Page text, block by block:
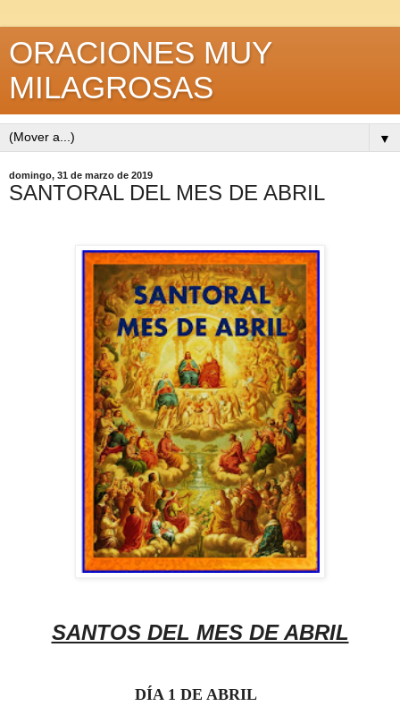
ORACIONES MUY
MILAGROSAS
▼
domingo, 31 de marzo de 2019
SANTORAL DEL MES DE ABRIL
SANTOS DEL MES DE ABRIL
DÍA 1 DE ABRIL